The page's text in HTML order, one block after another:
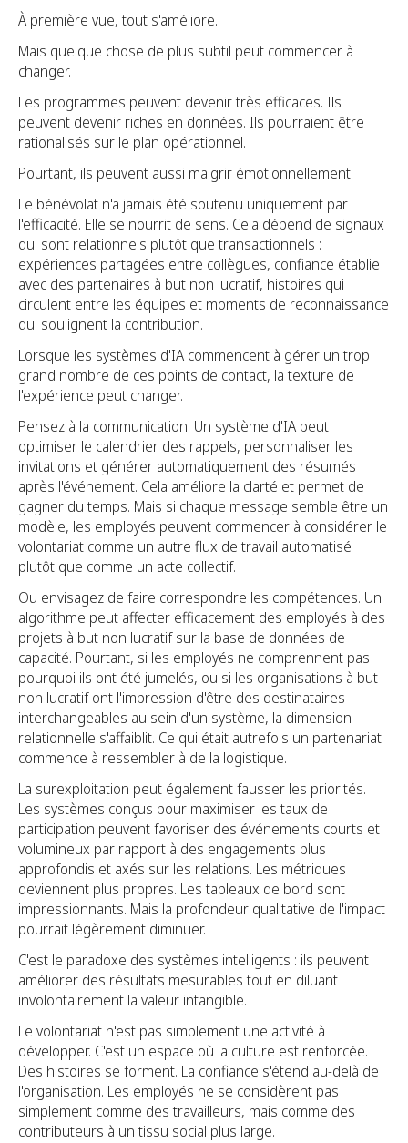
À première vue, tout s'améliore.
Mais quelque chose de plus subtil peut commencer à
changer.
Les programmes peuvent devenir très efficaces. Ils
peuvent devenir riches en données. Ils pourraient être
rationalisés sur le plan opérationnel.
Pourtant, ils peuvent aussi maigrir émotionnellement.
Le bénévolat n'a jamais été soutenu uniquement par
l'efficacité. Elle se nourrit de sens. Cela dépend de signaux
qui sont relationnels plutôt que transactionnels :
expériences partagées entre collègues, confiance établie
avec des partenaires à but non lucratif, histoires qui
circulent entre les équipes et moments de reconnaissance
qui soulignent la contribution.
Lorsque les systèmes d'IA commencent à gérer un trop
grand nombre de ces points de contact, la texture de
l'expérience peut changer.
Pensez à la communication. Un système d'IA peut
optimiser le calendrier des rappels, personnaliser les
invitations et générer automatiquement des résumés
après l'événement. Cela améliore la clarté et permet de
gagner du temps. Mais si chaque message semble être un
modèle, les employés peuvent commencer à considérer le
volontariat comme un autre flux de travail automatisé
plutôt que comme un acte collectif.
Ou envisagez de faire correspondre les compétences. Un
algorithme peut affecter efficacement des employés à des
projets à but non lucratif sur la base de données de
capacité. Pourtant, si les employés ne comprennent pas
pourquoi ils ont été jumelés, ou si les organisations à but
non lucratif ont l'impression d'être des destinataires
interchangeables au sein d'un système, la dimension
relationnelle s'affaiblit. Ce qui était autrefois un partenariat
commence à ressembler à de la logistique.
La surexploitation peut également fausser les priorités.
Les systèmes conçus pour maximiser les taux de
participation peuvent favoriser des événements courts et
volumineux par rapport à des engagements plus
approfondis et axés sur les relations. Les métriques
deviennent plus propres. Les tableaux de bord sont
impressionnants. Mais la profondeur qualitative de l'impact
pourrait légèrement diminuer.
C'est le paradoxe des systèmes intelligents : ils peuvent
améliorer des résultats mesurables tout en diluant
involontairement la valeur intangible.
Le volontariat n'est pas simplement une activité à
développer. C'est un espace où la culture est renforcée.
Des histoires se forment. La confiance s'étend au-delà de
l'organisation. Les employés ne se considèrent pas
simplement comme des travailleurs, mais comme des
contributeurs à un tissu social plus large.